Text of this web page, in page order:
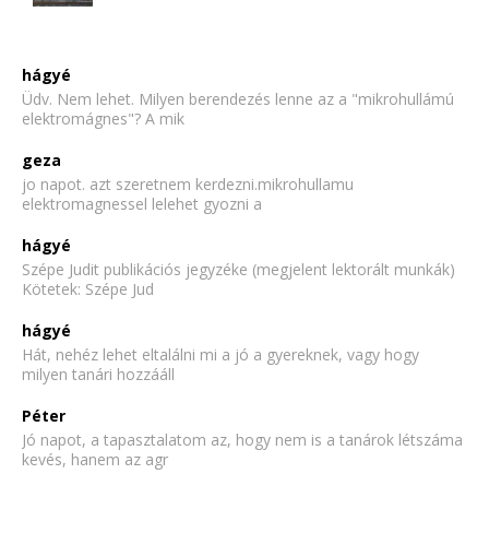
hágyé
Üdv. Nem lehet. Milyen berendezés lenne az a "mikrohullámú
elektromágnes"? A mik
geza
jo napot. azt szeretnem kerdezni.mikrohullamu
elektromagnessel lelehet gyozni a
hágyé
Szépe Judit publikációs jegyzéke (megjelent lektorált munkák)
Kötetek: Szépe Jud
hágyé
Hát, nehéz lehet eltalálni mi a jó a gyereknek, vagy hogy
milyen tanári hozzááll
Péter
Jó napot, a tapasztalatom az, hogy nem is a tanárok létszáma
kevés, hanem az agr